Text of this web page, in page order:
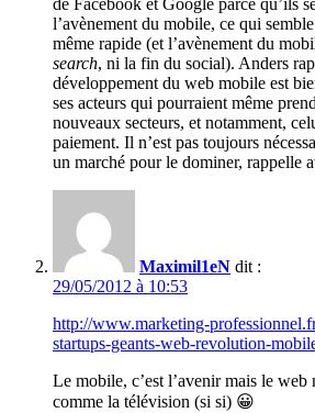
de Facebook et Google parce qu’ils
l’avènement du mobile, ce qui
même rapide (et l’avènement du
search, ni la fin du social). Anders
développement du web mobile est
ses acteurs qui pourraient même
nouveaux secteurs, et notamment,
paiement. Il n’est pas toujours
un marché pour le dominer, rappelle
Maximil1eN dit :
29/05/2012 à 10:53
http://www.marketing-
startups-geants-web-revolution-
Le mobile, c’est l’avenir mais le web
comme la télévision (si si) 😀